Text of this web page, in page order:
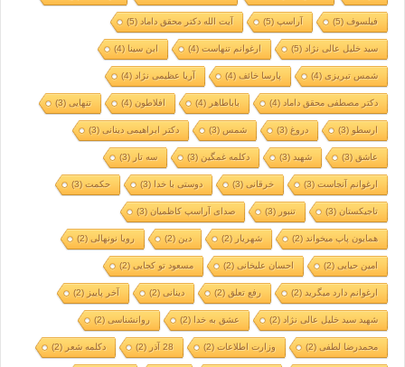
فیلسوف(5) آراسپ(5) آیت الله دکتر محقق داماد (5)
سید خلیل عالی نژاد (5) ارغوانم تنهاست(4) ابن سینا (4)
شمس تبریزی(4) پارسا خائف(4) آریا عظیمی نژاد (4)
دکتر مصطفی محقق داماد (4) باباطاهر (4) افلاطون(4) تنهایی(3)
ارسطو (3) دروغ (3) شمس (3) دکتر ابراهیمی دینانی(3)
عاشق (3) شهید (3) دکلمه غمگین (3) سه تار (3)
ارغوانم آنجاست(3) خرقانی(3) دوستی با خدا (3) حکمت(3)
تاجیکستان(3) تنبور (3) صدای آراسپ کاظمیان(3)
همایون پاپ میخواند (2) شهریار (2) دین (2) رویا نونهالی(2)
امین حیایی(2) احسان علیخانی(2) مسعود تو کجایی(2)
ارغوانم دارد میگرید (2) رفع تعلق (2) دینانی(2) آخر پاییز (2)
شهید سید خلیل عالی نژاد (2) عشق به خدا (2) روانشناسی(2)
محمدرضا لطفی(2) وزارت اطلاعات(2) 28 آذر (2) دکلمه شعر (2)